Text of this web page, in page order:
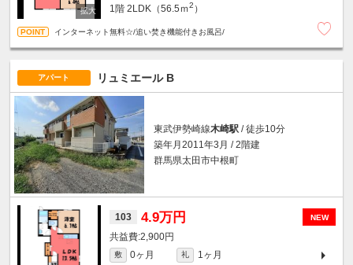
1階 2LDK（56.5ｍ2 ）
インターネット無料☆/追い焚き機能付きお風呂/
アパート リュミエール B
東武伊勢崎線木崎駅 / 徒歩10分
築年月2011年3月 / 2階建
群馬県太田市中根町
NEW
103 4.9万円
2,900円
敷 0ヶ月 礼
1ヶ月